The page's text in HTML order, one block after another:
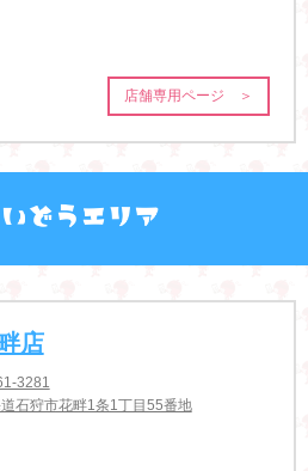
店舗専用ページ ＞
店
3281
石狩市花畔1条1丁目55番地